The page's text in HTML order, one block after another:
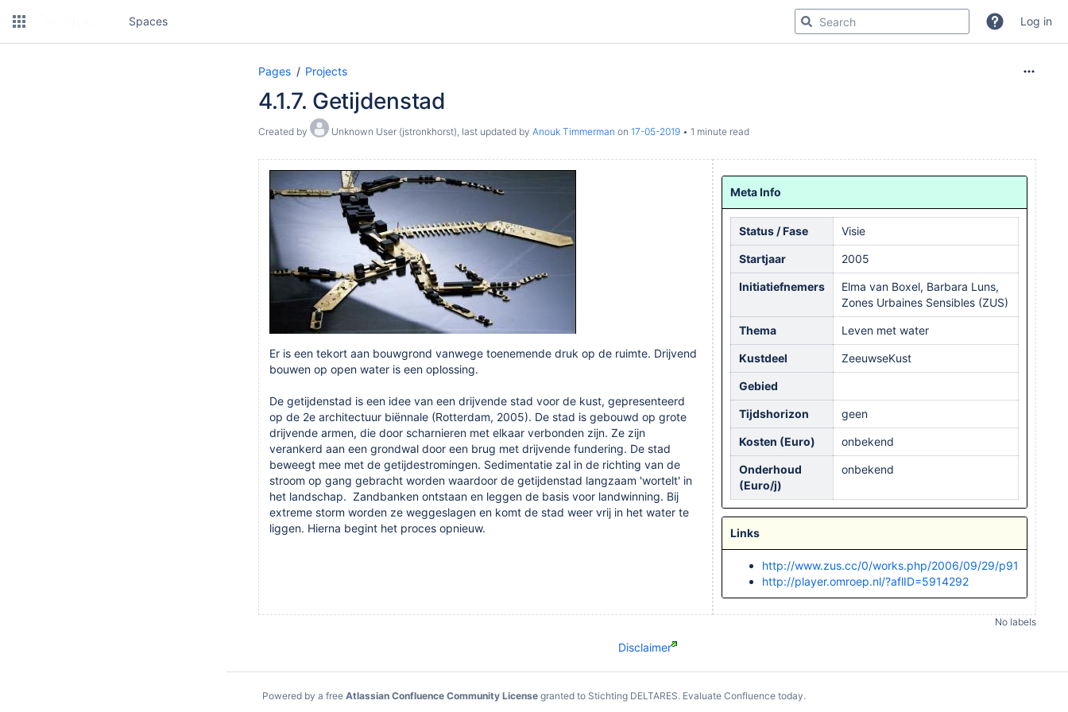
Spaces Log in
Pages Projects
4.1.7. Getijdenstad
Created by Unknown User (jstronkhorst), last updated by Anouk Timmerman on 17-05-2019 1 minute read
Er is een tekort aan bouwgrond vanwege toenemende druk op de ruimte. Drijvend
bouwen op open water is een oplossing.
De getijdenstad is een idee van een drijvende stad voor de kust, gepresenteerd
op de 2e architectuur biënnale (Rotterdam, 2005). De stad is gebouwd op grote
drijvende armen, die door scharnieren met elkaar verbonden zijn. Ze zijn
verankerd aan een grondwal door een brug met drijvende fundering. De stad
beweegt mee met de getijdestromingen. Sedimentatie zal in de richting van de
stroom op gang gebracht worden waardoor de getijdenstad langzaam 'wortelt' in
het landschap. Zandbanken ontstaan en leggen de basis voor landwinning. Bij
extreme storm worden ze weggeslagen en komt de stad weer vrij in het water te
liggen. Hierna begint het proces opnieuw.
Meta Info
Status / Fase Visie
Startjaar 2005
Initiatiefnemers
Elma van Boxel, Barbara Luns,
Zones Urbaines Sensibles (ZUS)
Thema Leven met water
Kustdeel ZeeuwseKust
Gebied
Tijdshorizon geen
Kosten (Euro) onbekend
Onderhoud
(Euro/j)
onbekend
Links
http://www.zus.cc/0/works.php/2006/09/29/p91
http://player.omroep.nl/?aflID=5914292
No labels
Disclaimer
Powered by a free Atlassian Confluence Community License granted to Stichting DELTARES. Evaluate Confluence today.